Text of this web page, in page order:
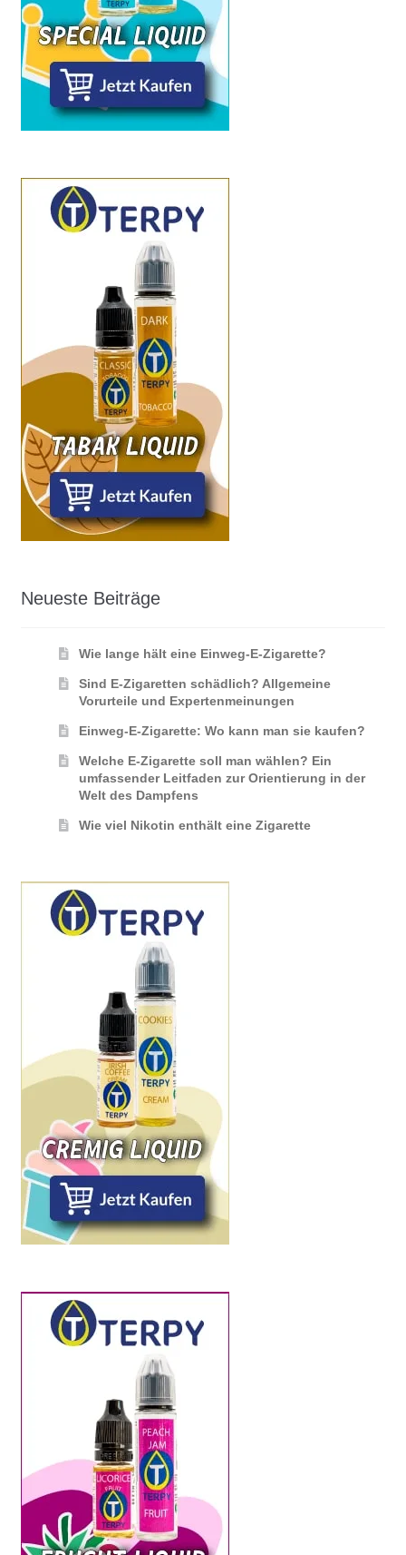
Neueste Beiträge
Wie lange hält eine Einweg-E-Zigarette?
Sind E-Zigaretten schädlich? Allgemeine
Vorurteile und Expertenmeinungen
Einweg-E-Zigarette: Wo kann man sie kaufen?
Welche E-Zigarette soll man wählen? Ein
umfassender Leitfaden zur Orientierung in der
Welt des Dampfens
Wie viel Nikotin enthält eine Zigarette